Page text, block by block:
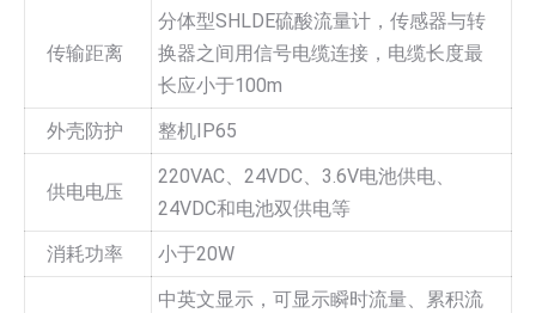
传输距离
分体型SHLDE硫酸流量计，传感器与转
换器之间用信号电缆连接，电缆长度最
长应小于100m
外壳防护
整机IP65
供电电压
220VAC、24VDC、3.6V电池供电、
24VDC和电池双供电等
消耗功率
小于20W
中英文显示，可显示瞬时流量、累积流